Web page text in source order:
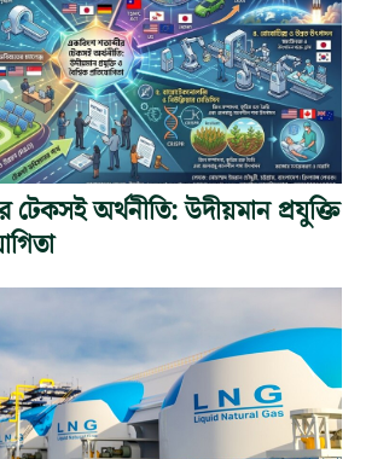
টেকসই অর্থনীতি: উদীয়মান প্রযুক্তি